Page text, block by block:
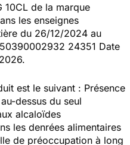
10CL de la marque
les enseignes
du 26/12/2024 au
24351 Date
est le suivant : Présence
dessus du seul
alcaloïdes
les denrées alimentaires
de préoccupation à long